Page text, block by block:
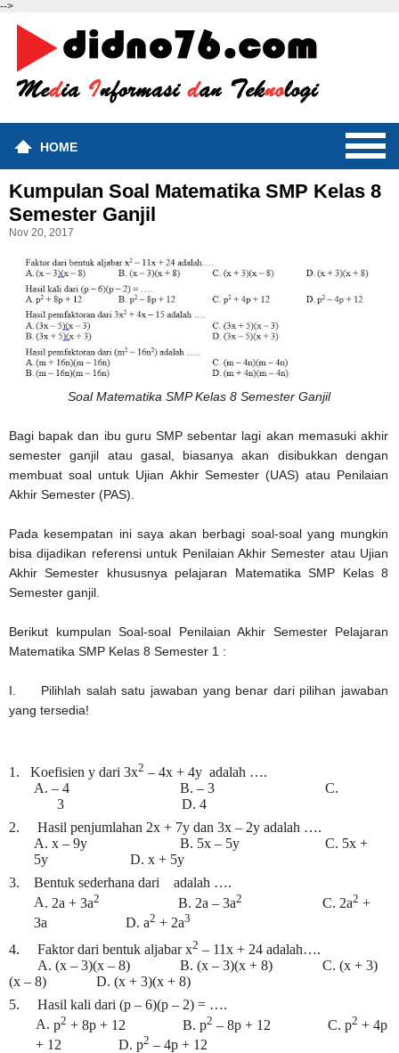
-->
HOME
Kumpulan Soal Matematika SMP Kelas 8
Semester Ganjil
Nov 20, 2017
Soal Matematika SMP Kelas 8 Semester Ganjil
Bagi bapak dan ibu guru SMP sebentar lagi akan memasuki akhir
semester ganjil atau gasal, biasanya akan disibukkan dengan
membuat soal untuk Ujian Akhir Semester (UAS) atau Penilaian
Akhir Semester (PAS).
Pada kesempatan ini saya akan berbagi soal-soal yang mungkin
bisa dijadikan referensi untuk Penilaian Akhir Semester atau Ujian
Akhir Semester khususnya pelajaran Matematika SMP Kelas 8
Semester ganjil.
Berikut kumpulan Soal-soal Penilaian Akhir Semester Pelajaran
Matematika SMP Kelas 8 Semester 1 :
I. Pilihlah salah satu jawaban yang benar dari pilihan jawaban
yang tersedia!
1. Koefisien y dari 3x2 – 4x + 4y adalah ….
A. – 4 B. – 3 C.
3 D. 4
2. Hasil penjumlahan 2x + 7y dan 3x – 2y adalah ….
A. x – 9y B. 5x – 5y C. 5x +
5y D. x + 5y
3. Bentuk sederhana dari
adalah ….
A. 2a + 3a2 B. 2a – 3a2 C. 2a2 +
3a D. a2 + 2a3
4. Faktor dari bentuk aljabar x2 – 11x + 24 adalah….
A. (x – 3)(x – 8) B. (x – 3)(x + 8) C. (x + 3)
(x – 8) D. (x + 3)(x + 8)
5. Hasil kali dari (p – 6)(p – 2) = ….
A. p2 + 8p + 12 B. p2 – 8p + 12 C. p2 + 4p
+ 12 D. p2 – 4p + 12